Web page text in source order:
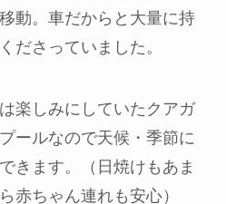
動。車だからと大量に持
ださっていました。
楽しみにしていたクアガ
ールなので天候・季節に
きます。
（日焼けもあま
赤ちゃん連れも安心）